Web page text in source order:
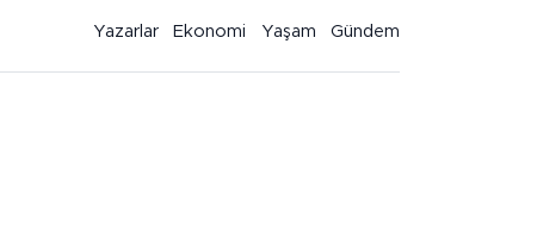
Yazarlar Ekonomi Yaşam Gündem